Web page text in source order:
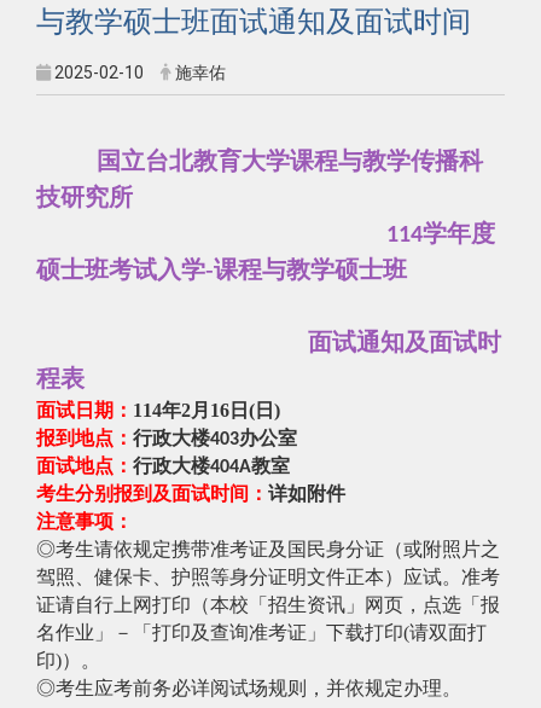
与教学硕士班面试通知及面试时间
2025-02-10 施幸佑
国立台北教育大学课程与教学传播科
技研究所
114学年度
硕士班考试入学-课程与教学硕士班
面试通知及面试时
程表
面试日期： 114年2月16日(日)
报到地点： 行政大楼403办公室
面试地点： 行政大楼404A教室
考生分别报到及面试时间： 详如附件
注意事项：
◎考生请依规定携带准考证及国民身分证（或附照片之
驾照、健保卡、护照等身分证明文件正本）应试。准考
证请自行上网打印（本校「招生资讯」网页，点选「报
名作业」－「打印及查询准考证」下载打印(请双面打
印)）。
◎考生应考前务必详阅试场规则，并依规定办理。